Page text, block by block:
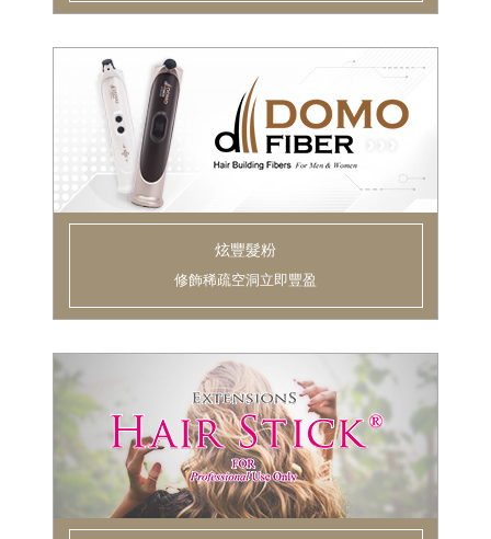
炫豐髮粉
修飾稀疏空洞立即豐盈